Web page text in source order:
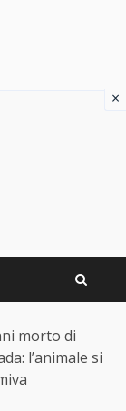
morto di
l’animale si
×